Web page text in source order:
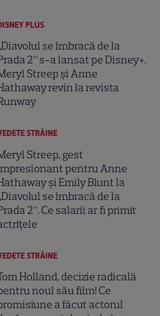
PLUS
se îmbracă de la
2” s-a lansat pe Disney+.
Streep și Anne
revin la revista
STRĂINE
Streep, gest
pentru Anne
și Emily Blunt la
se îmbracă de la
2”. Ce salarii ar fi primit
STRĂINE
Holland, decizie radicală
noul său film! Ce
a făcut actorul